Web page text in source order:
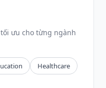
ưu cho từng ngành
Healthcare